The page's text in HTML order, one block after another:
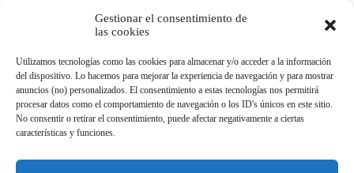
Gestionar el consentimiento de
las cookies
Utilizamos tecnologías como las cookies para almacenar y/o acceder a la información
del dispositivo. Lo hacemos para mejorar la experiencia de navegación y para mostrar
anuncios (no) personalizados. El consentimiento a estas tecnologías nos permitirá
procesar datos como el comportamiento de navegación o los ID's únicos en este sitio.
No consentir o retirar el consentimiento, puede afectar negativamente a ciertas
características y funciones.
Publicar el comentario